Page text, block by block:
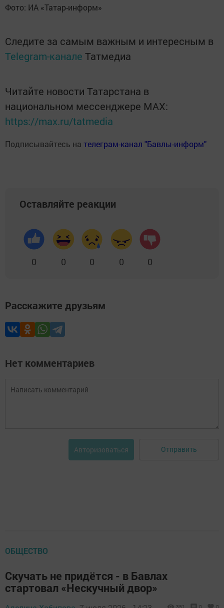
Фото: ИА «Татар-информ»
Следите за самым важным и интересным в
Telegram-канале Татмедиа
Читайте новости Татарстана в
национальном мессенджере MАХ:
https://max.ru/tatmedia
Подписывайтесь на телеграм-канал "Бавлы-информ"
Оставляйте реакции
0 0 0 0 0
Расскажите друзьям
Нет комментариев
Авторизоваться Отправить
ОБЩЕСТВО
Скучать не придётся - в Бавлах
стартовал «Нескучный двор»
351 0 0